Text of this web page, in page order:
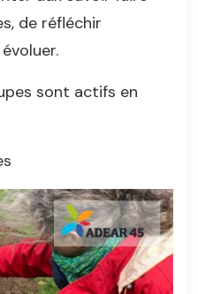
de réfléchir
sont actifs en